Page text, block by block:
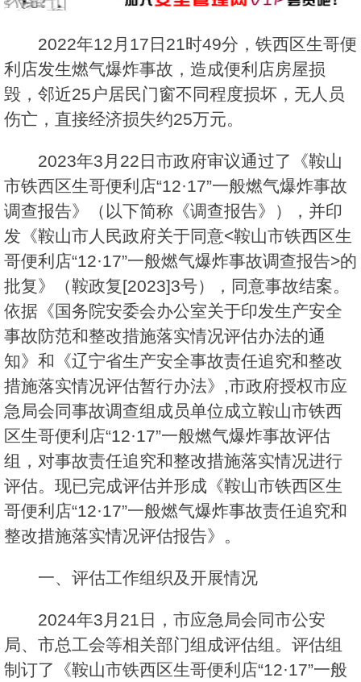
2022年12月17日21时49分，铁西区生哥便
利店发生燃气爆炸事故，造成便利店房屋损
毁，邻近25户居民门窗不同程度损坏，无人员
伤亡，直接经济损失约25万元。
2023年3月22日市政府审议通过了《鞍山
市铁西区生哥便利店“12·17”一般燃气爆炸事故
调查报告》（以下简称《调查报告》），并印
发《鞍山市人民政府关于同意<鞍山市铁西区生
哥便利店“12·17”一般燃气爆炸事故调查报告>的
批复》（鞍政复[2023]3号），同意事故结案。
依据《国务院安委会办公室关于印发生产安全
事故防范和整改措施落实情况评估办法的通
知》和《辽宁省生产安全事故责任追究和整改
措施落实情况评估暂行办法》,市政府授权市应
急局会同事故调查组成员单位成立鞍山市铁西
区生哥便利店“12·17”一般燃气爆炸事故评估
组，对事故责任追究和整改措施落实情况进行
评估。现已完成评估并形成《鞍山市铁西区生
哥便利店“12·17”一般燃气爆炸事故责任追究和
整改措施落实情况评估报告》。
一、评估工作组织及开展情况
2024年3月21日，市应急局会同市公安
局、市总工会等相关部门组成评估组。评估组
制订了《鞍山市铁西区生哥便利店“12·17”一般